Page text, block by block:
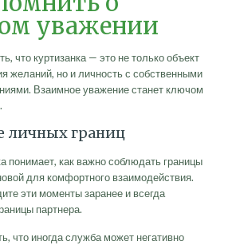
уважении
что куртизанка — это не только объект
желаний, но и личность с собственными
Взаимное уважение станет ключом
личных границ
понимает, как важно соблюдать границы
для комфортного взаимодействия.
эти моменты заранее и всегда
партнера.
что иногда служба может негативно